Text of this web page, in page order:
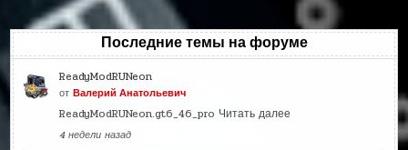
Последние темы на форуме
ReadyModRUNeon
отВалерий Анатольевич
ReadyModRUNeon.gt6_46_pro Читать далее
4 недели назад